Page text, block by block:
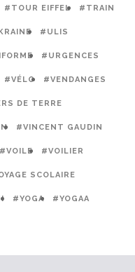
#TOUR EIFFEL #TRAIN
#ULIS
#URGENCES
#VÉLO #VENDANGES
DE TERRE
#VINCENT GAUDIN
#VOILE #VOILIER
SCOLAIRE
#YOGA #YOGAA